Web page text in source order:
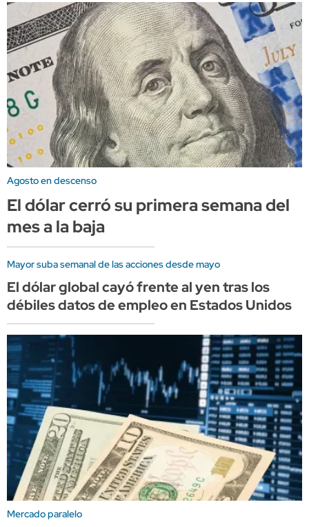
Agosto en descenso
El dólar cerró su primera semana del
mes a la baja
Mayor suba semanal de las acciones desde mayo
El dólar global cayó frente al yen tras los
débiles datos de empleo en Estados Unidos
Mercado paralelo